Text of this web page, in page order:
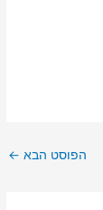
הפוסט הבא ←